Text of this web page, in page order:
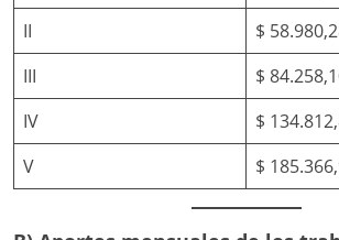
II
$
III
$
IV
$
V
$